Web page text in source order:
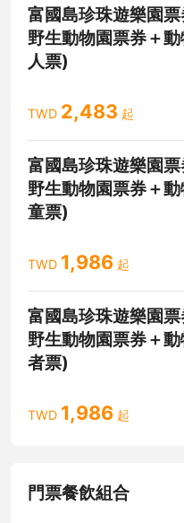
富國島珍珠遊樂園
野生動物園票券＋
人票)
TWD 2,483 起
富國島珍珠遊樂園
野生動物園票券＋
童票)
TWD 1,986 起
富國島珍珠遊樂園
野生動物園票券＋
者票)
TWD 1,986 起
門票餐飲組合